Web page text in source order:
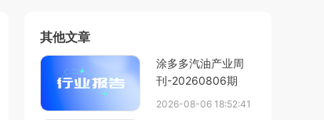
其他文章
涂多多汽油产业周
刊-20260806期
2026-08-06 18:52:41